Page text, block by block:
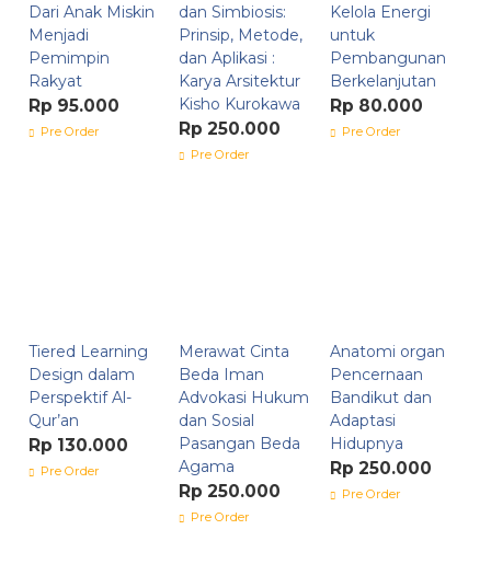
Dari Anak Miskin
Menjadi
Pemimpin
Rakyat
Rp 95.000
Pre Order
dan Simbiosis:
Prinsip, Metode,
dan Aplikasi :
Karya Arsitektur
Kisho Kurokawa
Rp 250.000
Pre Order
Kelola Energi
untuk
Pembangunan
Berkelanjutan
Rp 80.000
Pre Order
Tiered Learning
Design dalam
Perspektif Al-
Qur’an
Rp 130.000
Pre Order
Merawat Cinta
Beda Iman
Advokasi Hukum
dan Sosial
Pasangan Beda
Agama
Rp 250.000
Pre Order
Anatomi organ
Pencernaan
Bandikut dan
Adaptasi
Hidupnya
Rp 250.000
Pre Order